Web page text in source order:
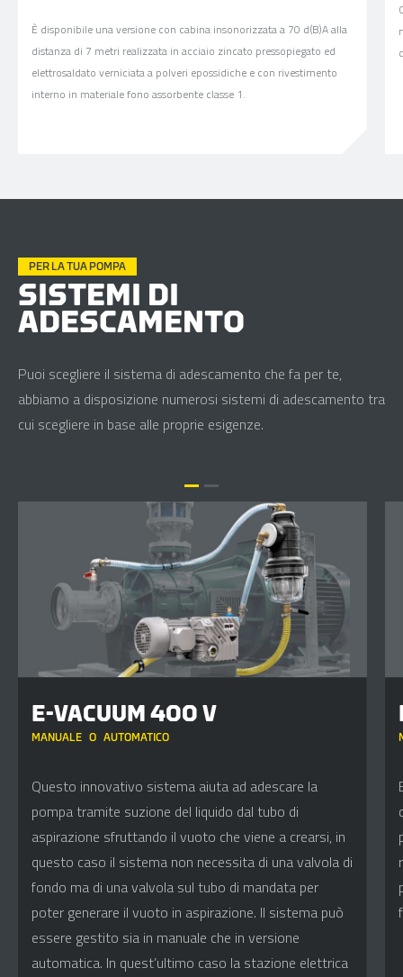
È disponibile una versione con cabina insonorizzata a 70 d(B)A alla
distanza di 7 metri realizzata in acciaio zincato pressopiegato ed
elettrosaldato verniciata a polveri epossidiche e con rivestimento
interno in materiale fono assorbente classe 1.
PER LA TUA POMPA
SISTEMI DI
ADESCAMENTO
Puoi scegliere il sistema di adescamento che fa per te,
abbiamo a disposizione numerosi sistemi di adescamento tra
cui scegliere in base alle proprie esigenze.
E-VACUUM 400 V
MANUALE O AUTOMATICO
Questo innovativo sistema aiuta ad adescare la
pompa tramite suzione del liquido dal tubo di
aspirazione sfruttando il vuoto che viene a crearsi, in
questo caso il sistema non necessita di una valvola di
fondo ma di una valvola sul tubo di mandata per
poter generare il vuoto in aspirazione. Il sistema può
essere gestito sia in manuale che in versione
automatica. In quest’ultimo caso la stazione elettrica